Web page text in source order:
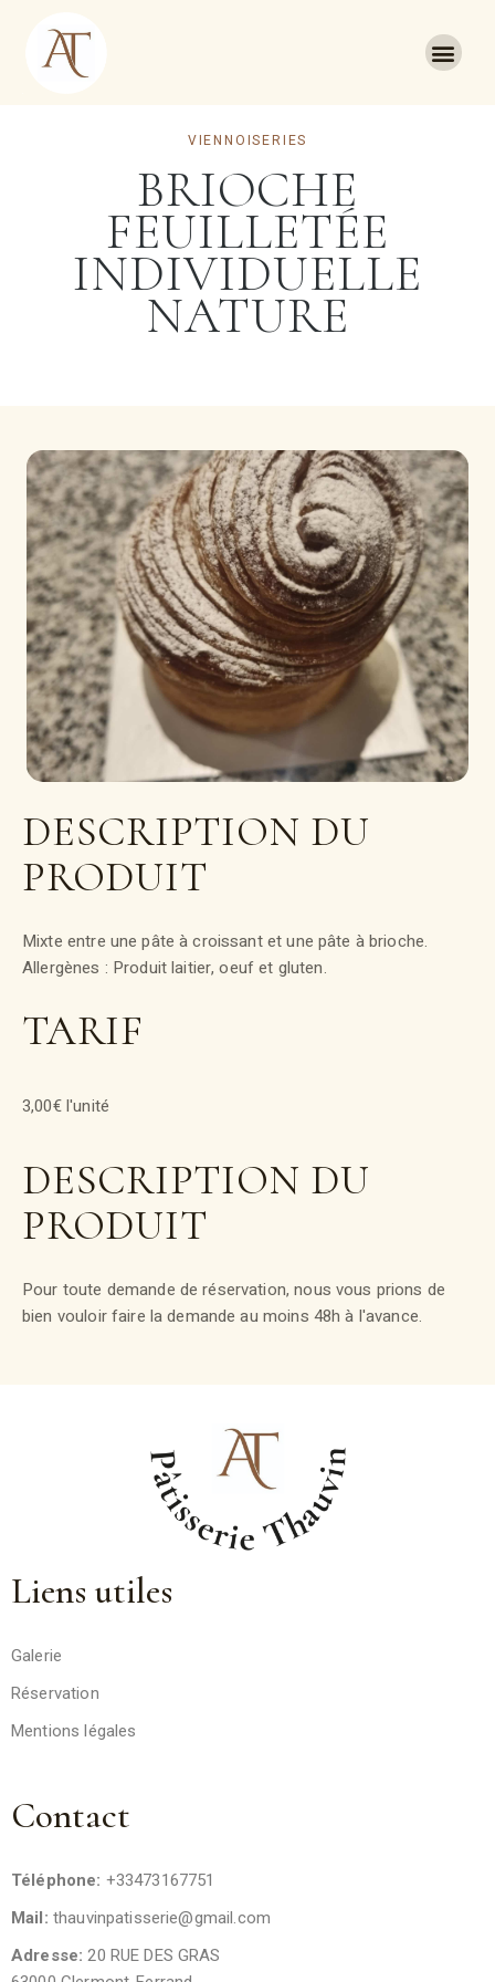
VIENNOISERIES
BRIOCHE
FEUILLETÉE
INDIVIDUELLE
NATURE
DESCRIPTION DU
PRODUIT
Mixte entre une pâte à croissant et une pâte à brioche.
Allergènes : Produit laitier, oeuf et gluten.
TARIF
3,00€ l'unité
DESCRIPTION DU
PRODUIT
Pour toute demande de réservation, nous vous prions de
bien vouloir faire la demande au moins 48h à l'avance.
Liens utiles
Galerie
Réservation
Mentions légales
Contact
Téléphone: +33473167751
Mail: thauvinpatisserie@gmail.com
Adresse:20 RUE DES GRAS